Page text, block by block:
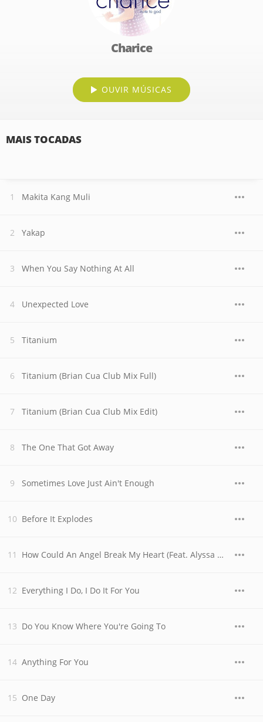
Charice
OUVIR MÚSICAS
MAIS TOCADAS
Makita Kang Muli
Yakap
When You Say Nothing At All
Unexpected Love
Titanium
Titanium (Brian Cua Club Mix Full)
Titanium (Brian Cua Club Mix Edit)
The One That Got Away
Sometimes Love Just Ain't Enough
Before It Explodes
How Could An Angel Break My Heart (Feat. Alyssa Quijano)
Everything I Do, I Do It For You
Do You Know Where You're Going To
Anything For You
One Day